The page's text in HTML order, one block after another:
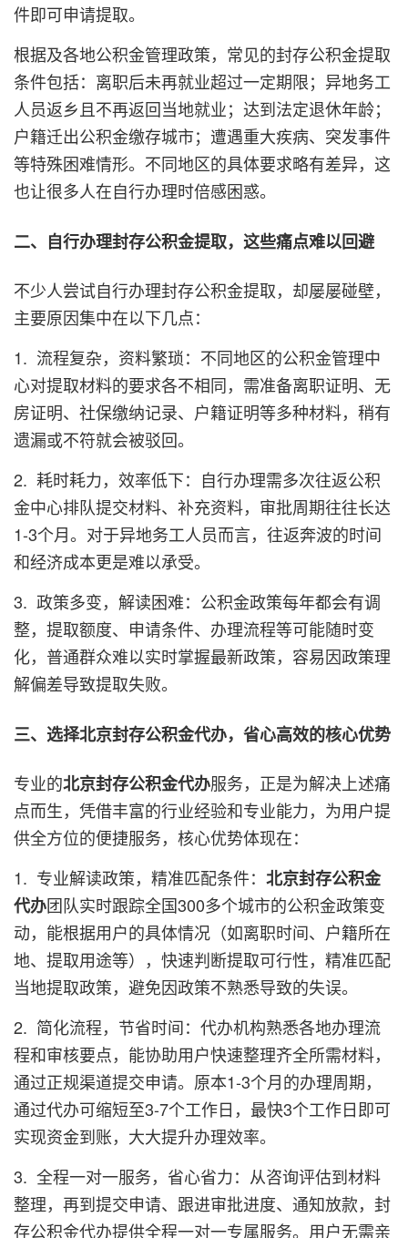
件即可申请提取。
根据及各地公积金管理政策，常见的封存公积金提取
条件包括：离职后未再就业超过一定期限；异地务工
人员返乡且不再返回当地就业；达到法定退休年龄；
户籍迁出公积金缴存城市；遭遇重大疾病、突发事件
等特殊困难情形。不同地区的具体要求略有差异，这
也让很多人在自行办理时倍感困惑。
二、自行办理封存公积金提取，这些痛点难以回避
不少人尝试自行办理封存公积金提取，却屡屡碰壁，
主要原因集中在以下几点：
1. 流程复杂，资料繁琐：不同地区的公积金管理中
心对提取材料的要求各不相同，需准备离职证明、无
房证明、社保缴纳记录、户籍证明等多种材料，稍有
遗漏或不符就会被驳回。
2. 耗时耗力，效率低下：自行办理需多次往返公积
金中心排队提交材料、补充资料，审批周期往往长达
1-3个月。对于异地务工人员而言，往返奔波的时间
和经济成本更是难以承受。
3. 政策多变，解读困难：公积金政策每年都会有调
整，提取额度、申请条件、办理流程等可能随时变
化，普通群众难以实时掌握最新政策，容易因政策理
解偏差导致提取失败。
三、选择北京封存公积金代办，省心高效的核心优势
专业的北京封存公积金代办服务，正是为解决上述痛
点而生，凭借丰富的行业经验和专业能力，为用户提
供全方位的便捷服务，核心优势体现在：
1. 专业解读政策，精准匹配条件： 北京封存公积金
代办团队实时跟踪全国300多个城市的公积金政策变
动，能根据用户的具体情况（如离职时间、户籍所在
地、提取用途等），快速判断提取可行性，精准匹配
当地提取政策，避免因政策不熟悉导致的失误。
2. 简化流程，节省时间：代办机构熟悉各地办理流
程和审核要点，能协助用户快速整理齐全所需材料，
通过正规渠道提交申请。原本1-3个月的办理周期，
通过代办可缩短至3-7个工作日，最快3个工作日即可
实现资金到账，大大提升办理效率。
3. 全程一对一服务，省心省力：从咨询评估到材料
整理，再到提交申请、跟进审批进度、通知放款，封
存公积金代办提供全程一对一专属服务。用户无需亲